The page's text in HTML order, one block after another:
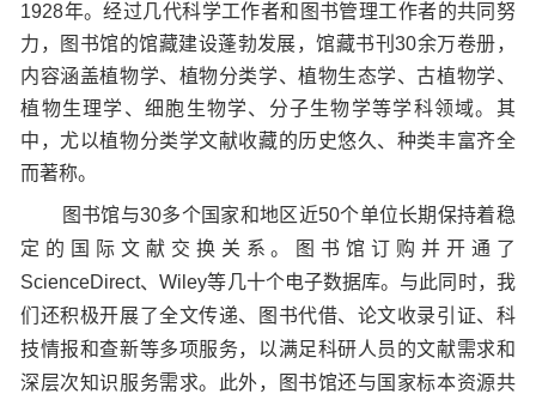
1928年。经过几代科学工作者和图书管理工作者的共同努
力，图书馆的馆藏建设蓬勃发展，馆藏书刊30余万卷册，
内容涵盖植物学、植物分类学、植物生态学、古植物学、
植物生理学、细胞生物学、分子生物学等学科领域。其
中，尤以植物分类学文献收藏的历史悠久、种类丰富齐全
而著称。
图书馆与30多个国家和地区近50个单位长期保持着稳
定的国际文献交换关系。图书馆订购并开通了
ScienceDirect、Wiley等几十个电子数据库。与此同时，我
们还积极开展了全文传递、图书代借、论文收录引证、科
技情报和查新等多项服务，以满足科研人员的文献需求和
深层次知识服务需求。此外，图书馆还与国家标本资源共